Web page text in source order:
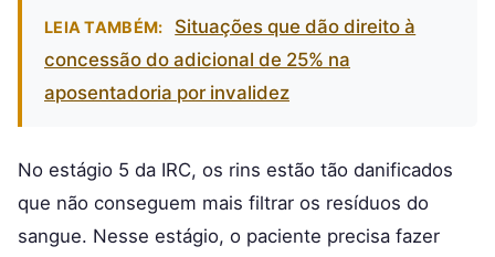
LEIA TAMBÉM:
Situações que dão direito à
concessão do adicional de 25% na
aposentadoria por invalidez
No estágio 5 da IRC, os rins estão tão danificados
que não conseguem mais filtrar os resíduos do
sangue. Nesse estágio, o paciente precisa fazer